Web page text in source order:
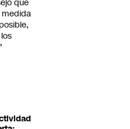
que
medida